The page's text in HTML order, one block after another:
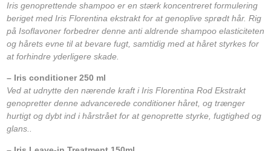
Iris genoprettende shampoo er en stærk koncentreret formulering
beriget med Iris Florentina ekstrakt for at genoplive sprødt hår. Rig
på Isoflavoner forbedrer denne anti aldrende shampoo elasticiteten
og hårets evne til at bevare fugt, samtidig med at håret styrkes for
at forhindre yderligere skade.
– Iris conditioner 250 ml
Ved at udnytte den nærende kraft i Iris Florentina Rod Ekstrakt
genopretter denne advancerede conditioner håret, og trænger
hurtigt og dybt ind i hårstrået for at genoprette styrke, fugtighed og
glans..